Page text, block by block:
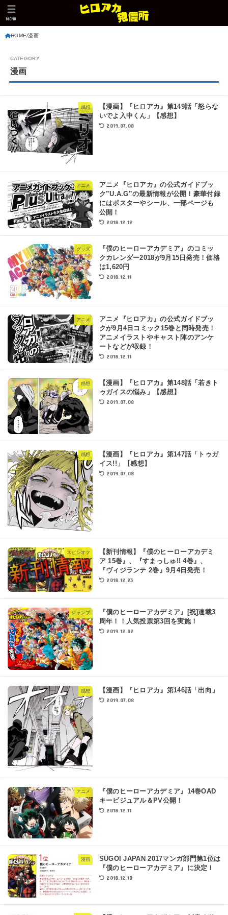
MENU
HOME 漫画
漫画
感想
【漫画】『ヒロアカ』第149話「怒らな
いでよ入中くん」【感想】
2019.07.08
アニメ
アニメ『ヒロアカ』の公式ガイドブッ
ク”U.A.G”の最新情報が公開！豪華付録
にはポスターやシール、一部ページも
公開！
2018.12.12
グッズ
『僕のヒーローアカデミア』のコミッ
クカレンダー2018が9月15日発売！価格
は1,620円
2018.12.11
アニメ
アニメ『ヒロアカ』の公式ガイドブッ
クが9月4日コミック15巻と同時発売！
アニメイラストやキャスト陣のアンケ
ートなどが収録！
2018.12.11
感想
【漫画】『ヒロアカ』第148話「若きト
ゥガイスの悩み」【感想】
2019.07.08
感想
【漫画】『ヒロアカ』第147話「トゥガ
イス!!」【感想】
2019.07.08
スピンオフ
【新刊情報】『僕のヒーローアカデミ
ア 15巻』、『すまっしゅ!! 4巻』、
『ヴィジランテ 2巻』9月4日発売！
2018.12.23
ジャンプ
『僕のヒーローアカデミア』[祝]連載3
周年！！人気投票第3回を実施！
2019.12.02
感想 【漫画】『ヒロアカ』第146話「出向」
2019.07.08
アニメ
『僕のヒーローアカデミア』14巻OAD
キービジュアル＆PV公開！
2018.12.11
漫画
SUGOI JAPAN 2017マンガ部門第1位は
『僕のヒーローアカデミア』に決定！
2018.12.10